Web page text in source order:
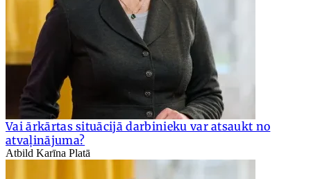
Vai ārkārtas situācijā darbinieku var atsaukt no
atvaļinājuma?
Atbild Karīna Platā